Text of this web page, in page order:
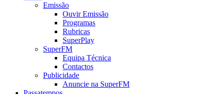
Emissão
Ouvir Emissão
Programas
Rubricas
SuperPlay
SuperFM
Equipa Técnica
Contactos
Publicidade
Anuncie na SuperFM